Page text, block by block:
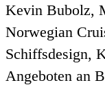
Kevin Bubolz,
Norwegian
Schiffsdesign,
Angeboten an